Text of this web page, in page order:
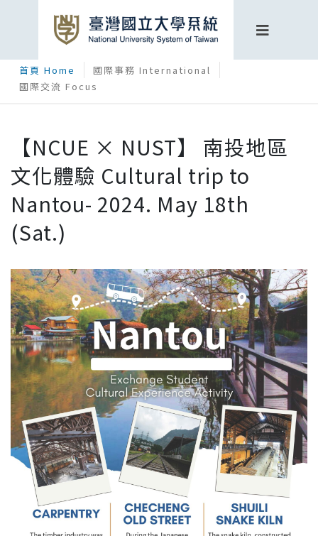
首頁 Home
國際事務 International
國際交流 Focus
【NCUE × NUST】 南投地區
文化體驗 Cultural trip to
Nantou- 2024. May 18th
(Sat.)